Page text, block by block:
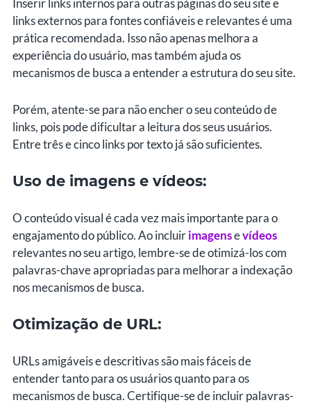
Inserir links internos para outras páginas do seu site e
links externos para fontes confiáveis e relevantes é uma
prática recomendada. Isso não apenas melhora a
experiência do usuário, mas também ajuda os
mecanismos de busca a entender a estrutura do seu site.
Porém, atente-se para não encher o seu conteúdo de
links, pois pode dificultar a leitura dos seus usuários.
Entre três e cinco links por texto já são suficientes.
Uso de imagens e vídeos:
O conteúdo visual é cada vez mais importante para o
engajamento do público. Ao incluirimagensevídeos
relevantes no seu artigo, lembre-se de otimizá-los com
palavras-chave apropriadas para melhorar a indexação
nos mecanismos de busca.
Otimização de URL:
URLs amigáveis e descritivas são mais fáceis de
entender tanto para os usuários quanto para os
mecanismos de busca. Certifique-se de incluir palavras-